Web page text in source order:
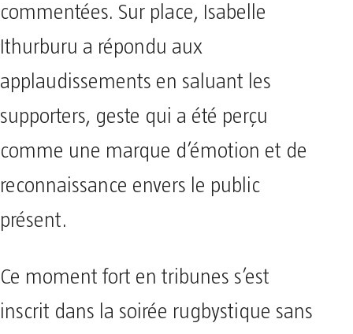
commentées. Sur place, Isabelle
Ithurburu a répondu aux
applaudissements en saluant les
supporters, geste qui a été perçu
comme une marque d’émotion et de
reconnaissance envers le public
présent.
Ce moment fort en tribunes s’est
inscrit dans la soirée rugbystique sans